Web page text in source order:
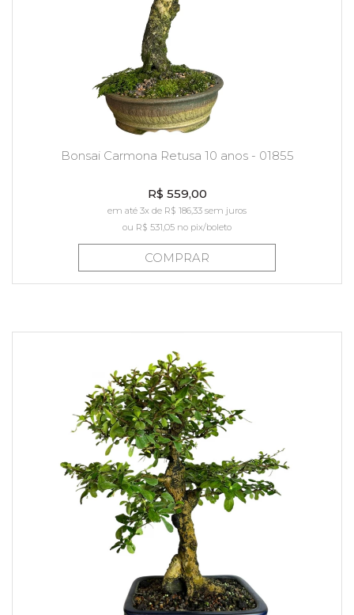
Bonsai Carmona Retusa 10 anos - 01855
R$ 559,00
em até 3x de R$ 186,33 sem juros
ou R$ 531,05 no pix/boleto
COMPRAR